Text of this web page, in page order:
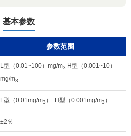
基本参数
参数范围
L型（0.01~100）mg/m3 H型（0.001~10）
mg/m3
L型（0.01mg/m3 ） H型（0.001mg/m3 ）
±2％